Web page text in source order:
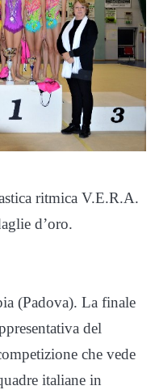
ritmica V.E.R.A.
d’oro.
(Padova). La finale
del
che vede
italiane in